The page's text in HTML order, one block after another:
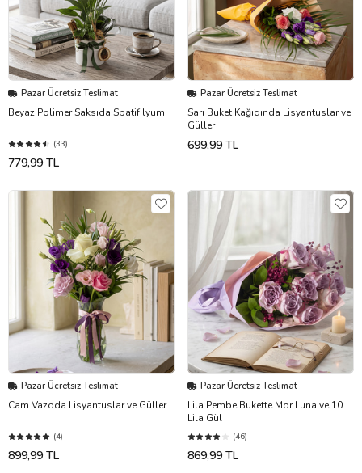
Pazar Ücretsiz Teslimat
Beyaz Polimer Saksıda Spatifilyum
(33)
779,99 TL
Pazar Ücretsiz Teslimat
Sarı Buket Kağıdında Lisyantuslar ve
Güller
699,99 TL
Pazar Ücretsiz Teslimat
Cam Vazoda Lisyantuslar ve Güller
(4)
899,99 TL
Pazar Ücretsiz Teslimat
Lila Pembe Bukette Mor Luna ve 10
Lila Gül
(46)
869,99 TL